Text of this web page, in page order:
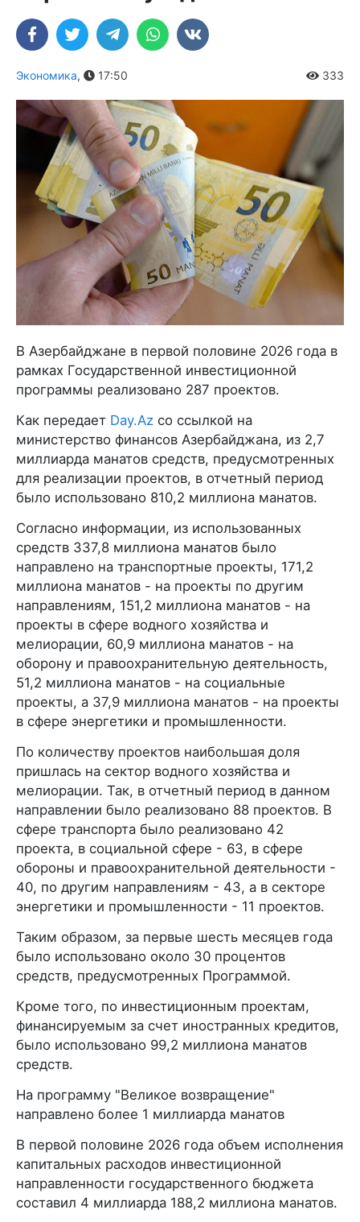
Экономика, 17:50 333
В Азербайджане в первой половине 2026 года в
рамках Государственной инвестиционной
программы реализовано 287 проектов.
Как передает Day.Az со ссылкой на
министерство финансов Азербайджана, из 2,7
миллиарда манатов средств, предусмотренных
для реализации проектов, в отчетный период
было использовано 810,2 миллиона манатов.
Согласно информации, из использованных
средств 337,8 миллиона манатов было
направлено на транспортные проекты, 171,2
миллиона манатов - на проекты по другим
направлениям, 151,2 миллиона манатов - на
проекты в сфере водного хозяйства и
мелиорации, 60,9 миллиона манатов - на
оборону и правоохранительную деятельность,
51,2 миллиона манатов - на социальные
проекты, а 37,9 миллиона манатов - на проекты
в сфере энергетики и промышленности.
По количеству проектов наибольшая доля
пришлась на сектор водного хозяйства и
мелиорации. Так, в отчетный период в данном
направлении было реализовано 88 проектов. В
сфере транспорта было реализовано 42
проекта, в социальной сфере - 63, в сфере
обороны и правоохранительной деятельности -
40, по другим направлениям - 43, а в секторе
энергетики и промышленности - 11 проектов.
Таким образом, за первые шесть месяцев года
было использовано около 30 процентов
средств, предусмотренных Программой.
Кроме того, по инвестиционным проектам,
финансируемым за счет иностранных кредитов,
было использовано 99,2 миллиона манатов
средств.
На программу "Великое возвращение"
направлено более 1 миллиарда манатов
В первой половине 2026 года объем исполнения
капитальных расходов инвестиционной
направленности государственного бюджета
составил 4 миллиарда 188,2 миллиона манатов.